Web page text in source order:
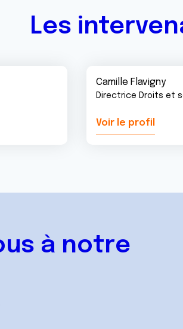
Les
Camille Flavigny
Directrice Droits et
Voir le profil
à notre